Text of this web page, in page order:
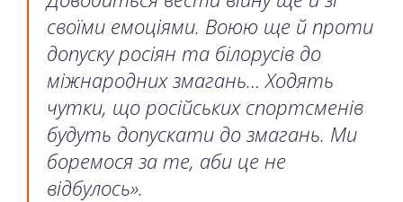
своїми емоціями. Воюю ще й проти
допуску росіян та білорусів до
міжнародних змагань… Ходять
чутки, що російських спортсменів
будуть допускати до змагань. Ми
боремося за те, аби це не
відбулось».